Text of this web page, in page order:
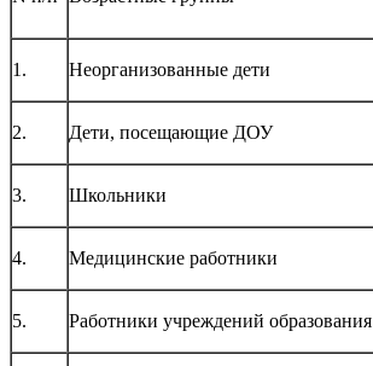
1. Неорганизованные дети
2. Дети, посещающие ДОУ
3. Школьники
4. Медицинские работники
5. Работники учреждений образования